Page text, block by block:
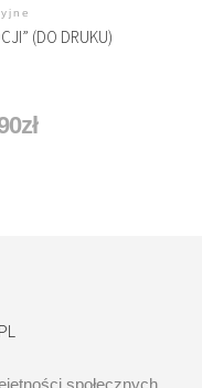
(DO DRUKU)
zł
społecznych